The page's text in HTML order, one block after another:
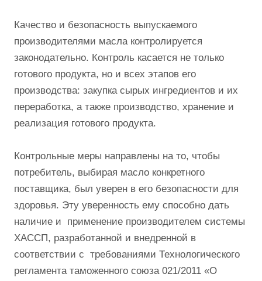
Качество и безопасность выпускаемого
производителями масла контролируется
законодательно. Контроль касается не только
готового продукта, но и всех этапов его
производства: закупка сырых ингредиентов и их
переработка, а также производство, хранение и
реализация готового продукта.
Контрольные меры направлены на то, чтобы
потребитель, выбирая масло конкретного
поставщика, был уверен в его безопасности для
здоровья. Эту уверенность ему способно дать
наличие и применение производителем системы
ХАССП, разработанной и внедренной в
соответствии с требованиями Технологического
регламента таможенного союза 021/2011 «О